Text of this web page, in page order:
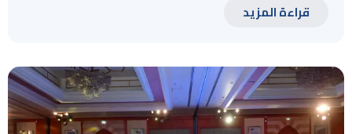
قراءة المزيد